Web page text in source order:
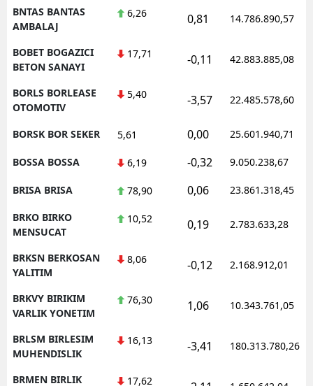
BNTAS BANTAS
AMBALAJ
6,26 0,81 14.786.890,57
BOBET BOGAZICI
BETON SANAYI
17,71 -0,11 42.883.885,08
BORLS BORLEASE
OTOMOTIV
5,40 -3,57 22.485.578,60
BORSK BOR SEKER 5,61 0,00 25.601.940,71
BOSSA BOSSA 6,19 -0,32 9.050.238,67
BRISA BRISA 78,90 0,06 23.861.318,45
BRKO BIRKO
MENSUCAT
10,52 0,19 2.783.633,28
BRKSN BERKOSAN
YALITIM
8,06 -0,12 2.168.912,01
BRKVY BIRIKIM
VARLIK YONETIM
76,30 1,06 10.343.761,05
BRLSM BIRLESIM
MUHENDISLIK
16,13 -3,41 180.313.780,26
BRMEN BIRLIK
17,62